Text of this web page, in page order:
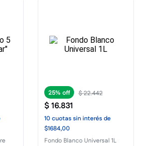
25% $22.442
$16.831
10 cuotassin interésde
$1684,00
Fondo Blanco Universal 1L